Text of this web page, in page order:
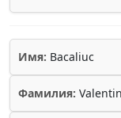
Имя: Bacaliuc
Фамилия: Valentin